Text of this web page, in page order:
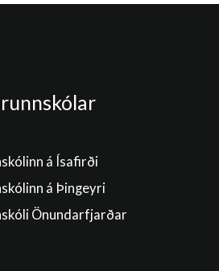
á Ísafirði
á Þingeyri
Önundarfjarðar